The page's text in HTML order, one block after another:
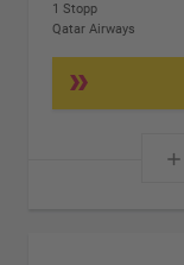
1 Stopp
Qatar Airways